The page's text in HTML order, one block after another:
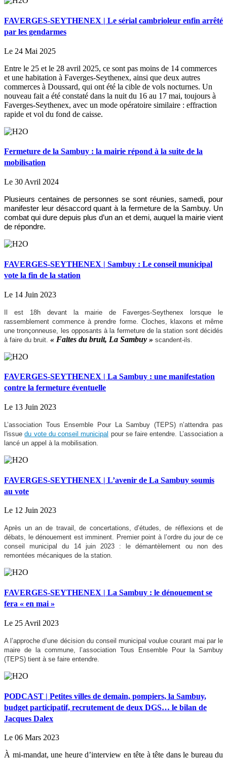
FAVERGES-SEYTHENEX | Le sérial cambrioleur enfin arrêté
par les gendarmes
Le 24 Mai 2025
Entre le 25 et le 28 avril 2025, ce sont pas moins de 14 commerces
et une habitation à Faverges-Seythenex, ainsi que deux autres
commerces à Doussard, qui ont été la cible de vols nocturnes. Un
nouveau fait a été constaté dans la nuit du 16 au 17 mai, toujours à
Faverges-Seythenex, avec un mode opératoire similaire : effraction
rapide et vol du fond de caisse.
Fermeture de la Sambuy : la mairie répond à la suite de la
mobilisation
Le 30 Avril 2024
Plusieurs centaines de personnes se sont réunies, samedi, pour
manifester leur désaccord quant à la fermeture de la Sambuy. Un
combat qui dure depuis plus d’un an et demi, auquel la mairie vient
de répondre.
FAVERGES-SEYTHENEX | Sambuy : Le conseil municipal
vote la fin de la station
Le 14 Juin 2023
Il est 18h devant la mairie de Faverges-Seythenex lorsque le
rassemblement commence à prendre forme. Cloches, klaxons et même
une tronçonneuse, les opposants à la fermeture de la station sont décidés
à faire du bruit. « Faites du bruit, La Sambuy » scandent-ils.
FAVERGES-SEYTHENEX | La Sambuy : une manifestation
contre la fermeture éventuelle
Le 13 Juin 2023
L’association Tous Ensemble Pour La Sambuy (TEPS) n’attendra pas
l'issuedu vote du conseil municipal pour se faire entendre. L’association a
lancé un appel à la mobilisation.
FAVERGES-SEYTHENEX | L’avenir de La Sambuy soumis
au vote
Le 12 Juin 2023
Après un an de travail, de concertations, d’études, de réflexions et de
débats, le dénouement est imminent. Premier point à l’ordre du jour de ce
conseil municipal du 14 juin 2023 : le démantèlement ou non des
remontées mécaniques de la station.
FAVERGES-SEYTHENEX | La Sambuy : le dénouement se
fera « en mai »
Le 25 Avril 2023
A l’approche d’une décision du conseil municipal voulue courant mai par le
maire de la commune, l’association Tous Ensemble Pour la Sambuy
(TEPS) tient à se faire entendre.
PODCAST | Petites villes de demain, pompiers, la Sambuy,
budget participatif, recrutement de deux DGS… le bilan de
Jacques Dalex
Le 06 Mars 2023
À mi-mandat, une heure d’interview en tête à tête dans le bureau du